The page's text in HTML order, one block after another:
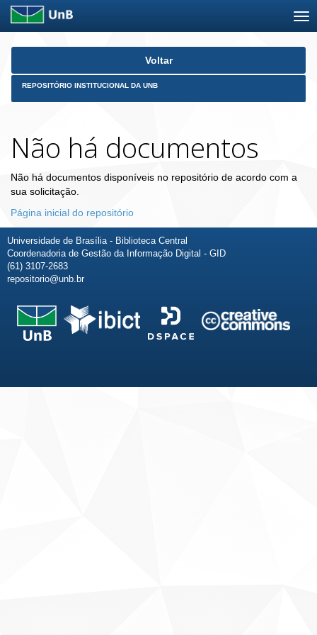
Skip
Voltar
REPOSITÓRIO INSTITUCIONAL DA UNB
Não há documentos
Não há documentos disponíveis no repositório de acordo com a
sua solicitação.
Página inicial do repositório
Universidade de Brasília - Biblioteca Central
Coordenadoria de Gestão da Informação Digital - GID
(61) 3107-2683
repositorio@unb.br